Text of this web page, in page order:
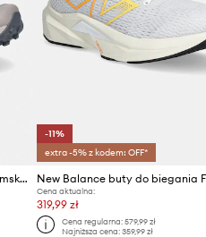
New Balance buty treningowe damskie HIERRO
-11%
extra -5% z kodem: OFF*
Cena aktualna:
319,99 zł
Cena regularna: 579,99 zł
Najniższa cena: 359,99 zł